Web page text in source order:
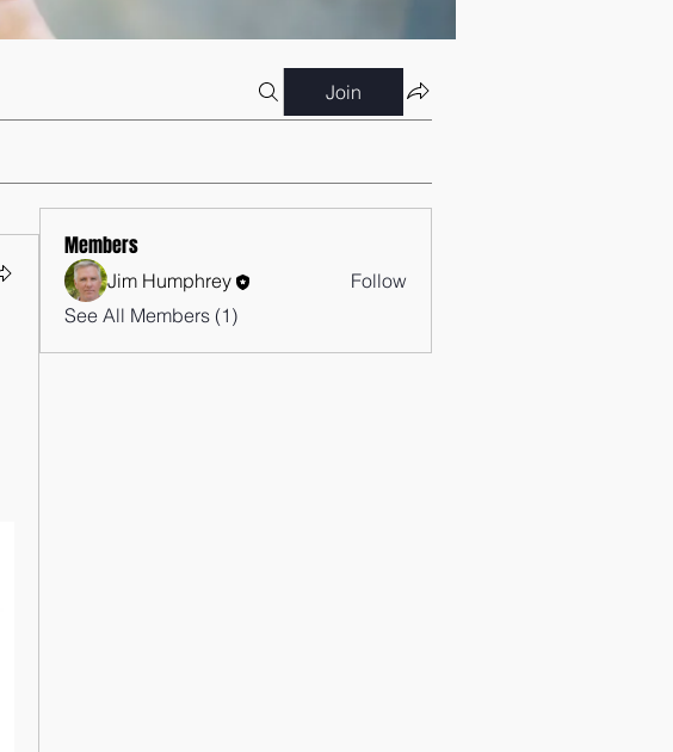
Join
Members
Jim Humphrey
Follow
See All Members (1)